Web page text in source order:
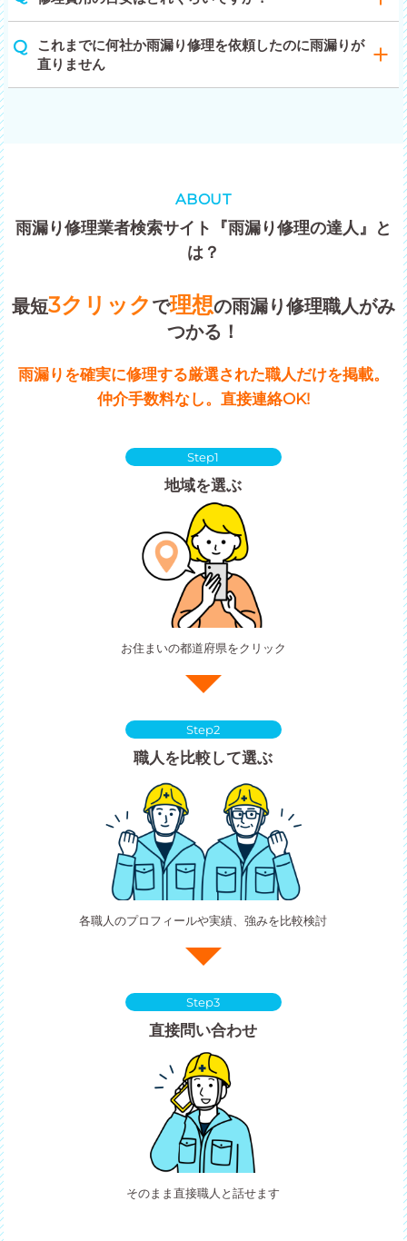
これまでに何社か雨漏り修理を依頼したのに雨漏りが
直りません
雨漏り修理業者検索サイト『雨漏り修理の達人』と
は？
ABOUT
最短3クリック で理想の雨漏り修理職人がみ
つかる！
雨漏りを確実に修理する厳選された職人だけを掲載。
仲介手数料なし。直接連絡OK!
Step1
地域を選ぶ
お住まいの都道府県をクリック
Step2
職人を比較して選ぶ
各職人のプロフィールや実績、強みを比較検討
Step3
直接問い合わせ
そのまま直接職人と話せます